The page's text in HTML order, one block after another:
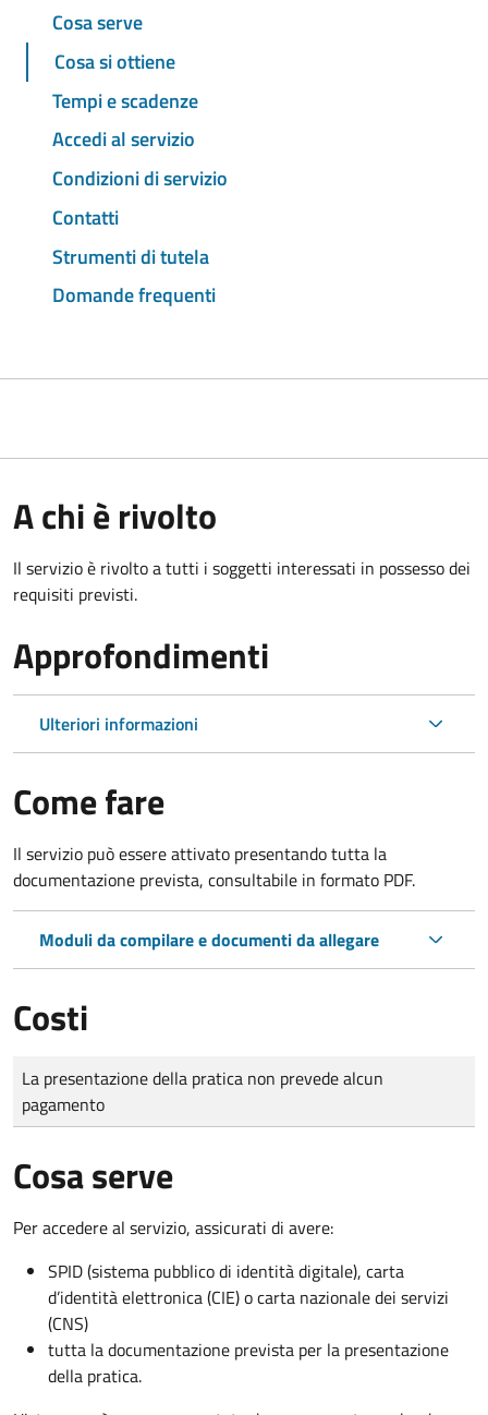
Cosa serve
Cosa si ottiene
Tempi e scadenze
Accedi al servizio
Condizioni di servizio
Contatti
Strumenti di tutela
Domande frequenti
A chi è rivolto
Il servizio è rivolto a tutti i soggetti interessati in possesso dei
requisiti previsti.
Approfondimenti
Ulteriori informazioni
Come fare
Il servizio può essere attivato presentando tutta la
documentazione prevista, consultabile in formato PDF.
Moduli da compilare e documenti da allegare
Costi
Tipo di pagamento
Importo
La presentazione della pratica non prevede alcun
pagamento
Cosa serve
Per accedere al servizio, assicurati di avere:
SPID (sistema pubblico di identità digitale), carta
d’identità elettronica (CIE) o carta nazionale dei servizi
(CNS)
tutta la documentazione prevista per la presentazione
della pratica.